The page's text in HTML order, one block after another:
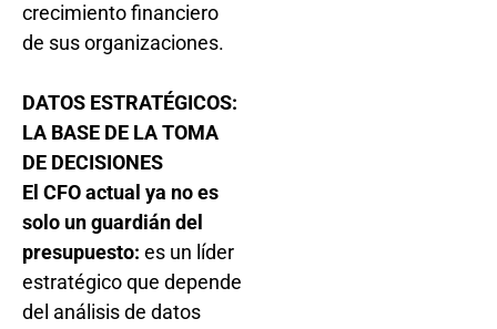
crecimiento financiero
de sus organizaciones.
DATOS ESTRATÉGICOS:
LA BASE DE LA TOMA
DE DECISIONES
El CFO actual ya no es
solo un guardián del
presupuesto: es un líder
estratégico que depende
del análisis de datos